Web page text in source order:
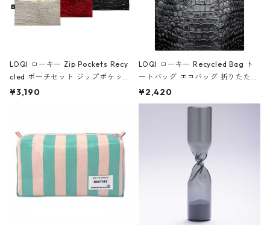
LOQI ローキー Zip Pockets Recy
cled ポーチセット ジップポケット
ファスナーポーチ 撥水加工 トラベ
ーガンディー、オフホワイト
¥3,190
LOQI ローキー Recycled Bag ト
ートバッグ エコバッグ 折りたたみ
大きめ 撥水加工 収納ポーチ CRO
CODILE/Black クロコダイル/ブラ
¥2,420